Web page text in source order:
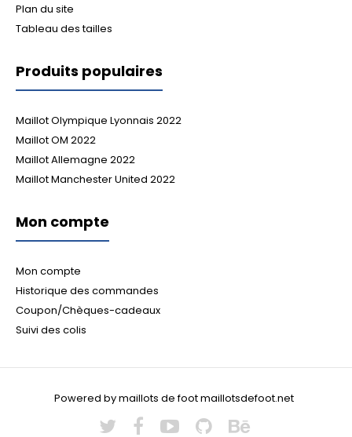
Plan du site
Tableau des tailles
Produits populaires
Maillot Olympique Lyonnais 2022
Maillot OM 2022
Maillot Allemagne 2022
Maillot Manchester United 2022
Mon compte
Mon compte
Historique des commandes
Coupon/Chèques-cadeaux
Suivi des colis
Powered by maillots de foot maillotsdefoot.net